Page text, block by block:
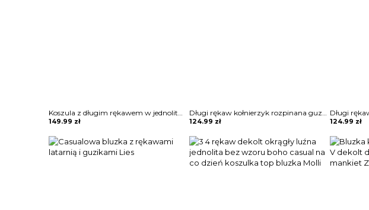
Koszula z długim rękawem w jednolitym kolorze koronką i falbaną bluzka Mona
149.99 zł
Długi rękaw kołnierzyk rozpinana guziki koronka pasy bluzka elegancka impreza do pracy koszula bluzka Maxima
124.99 zł 124.99 zł